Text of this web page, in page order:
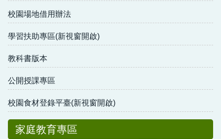
校園場地借用辦法
學習扶助專區(新視窗開啟)
教科書版本
公開授課專區
校園食材登錄平臺(新視窗開啟)
家庭教育專區